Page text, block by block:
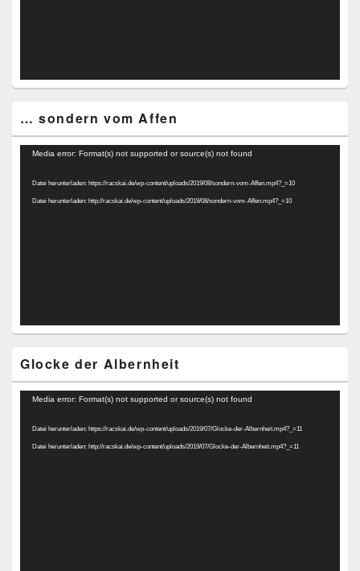
… sondern vom Affen
Video-
Media error: Format(s) not supported or source(s) not found
Datei herunterladen: https://racskai.de/wp-content/uploads/2019/08/sondern-vom-Affen.mp4?_=10
Datei herunterladen: http://racskai.de/wp-content/uploads/2019/08/sondern-vom-Affen.mp4?_=10
Glocke der Albernheit
Video-
Media error: Format(s) not supported or source(s) not found
Datei herunterladen: https://racskai.de/wp-content/uploads/2019/07/Glocke-der-Albernheit.mp4?_=11
Datei herunterladen: http://racskai.de/wp-content/uploads/2019/07/Glocke-der-Albernheit.mp4?_=11